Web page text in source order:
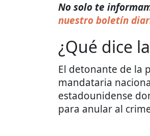
No solo te
nuestro boletín
¿Qué dice
El detonante de la
mandataria
estadounidense
para anular al